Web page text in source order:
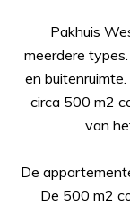
Pakhuis
meerdere
en
circa 500 m2
van
De
De 500 m2